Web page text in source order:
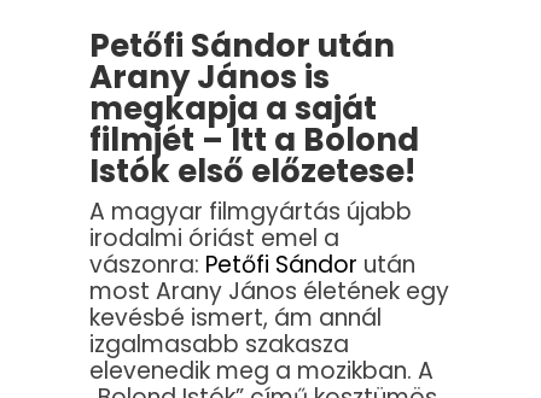
Petőfi Sándor után
Arany János is
megkapja a saját
filmjét – Itt a Bolond
Istók első előzetese!
A magyar filmgyártás újabb
irodalmi óriást emel a
vászonra: Petőfi Sándor után
most Arany János életének egy
kevésbé ismert, ám annál
izgalmasabb szakasza
elevenedik meg a mozikban. A